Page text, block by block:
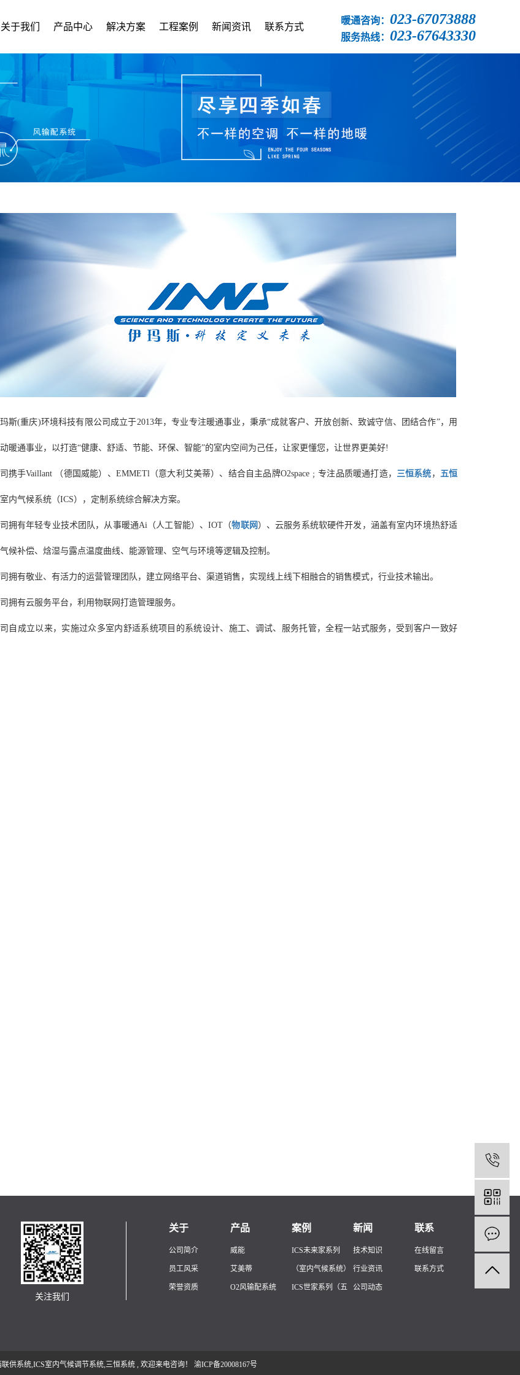
暖通咨询： 023-67073888
服务热线： 023-67643330
关于我们 产品中心 解决方案 工程案例 新闻资讯 联系方式
斯(重庆)环境科技有限公司成立于2013年，专业专注暖通事业，秉承“成就客户、开放创新、致诚守信、团结合作”，用
暖通事业，以打造“健康、舒适、节能、环保、智能”的室内空间为己任，让家更懂您，让世界更美好!
携手Vaillant （德国威能）、EMMETl（意大利艾美蒂）、结合自主品牌O2space﹔专注品质暖通打造， 三恒系统 ， 五恒
内气候系统（ICS） ，定制系统综合解决方案。
拥有年轻专业技术团队，从事暖通Ai（人工智能）、IOT（物联网 ）、云服务系统软硬件开发 ，涵盖有室内环境热舒适
候补偿、焓湿与露点温度曲线、能源管理、空气与环境等逻辑及控制。
拥有敬业、有活力的运营管理团队，建立网络平台、渠道销售，实现线上线下相融合的销售模式，行业技术输出。
拥有云服务平台，利用物联网打造管理服务。
自成立以来，实施过众多室内舒适系统项目的系统设计、施工、调试、服务托管，全程一站式服务，受到客户一致好
关注我们
关于
公司简介
员工风采
荣誉资质
产品
威能
艾美蒂
O2风输配系统
案例
ICS未来家系列
（室内气候系统）
ICS世家系列（五
新闻
技术知识
行业资讯
公司动态
联系
在线留言
联系方式
联供系统 ICS室内气候调节系统 三恒系统 , 欢迎来电咨询！ 渝ICP备20008167号